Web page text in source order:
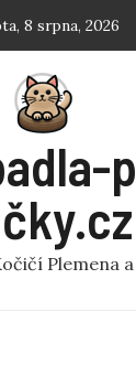
8 srpna, 2026
Plemena